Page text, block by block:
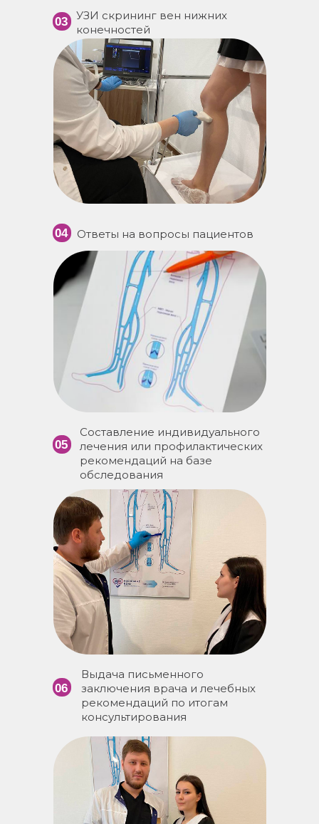
Составление индивидуального
лечения или профилактических
рекомендаций на базе
обследования
05
03
УЗИ скрининг вен нижних
конечностей
04 Ответы на вопросы пациентов
Выдача письменного
заключения врача и лечебных
рекомендаций по итогам
консультирования
06